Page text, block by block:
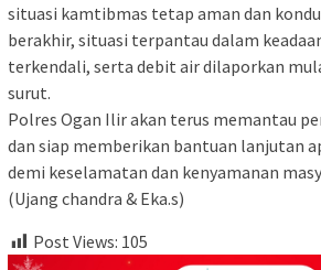
situasi kamtibmas tetap aman dan
berakhir, situasi terpantau dalam
terkendali, serta debit air dilaporkan
surut.
‎Polres Ogan Ilir akan terus memantau
dan siap memberikan bantuan lanjutan
demi keselamatan dan kenyamanan
‎(Ujang chandra & Eka.s)
Post Views: 105